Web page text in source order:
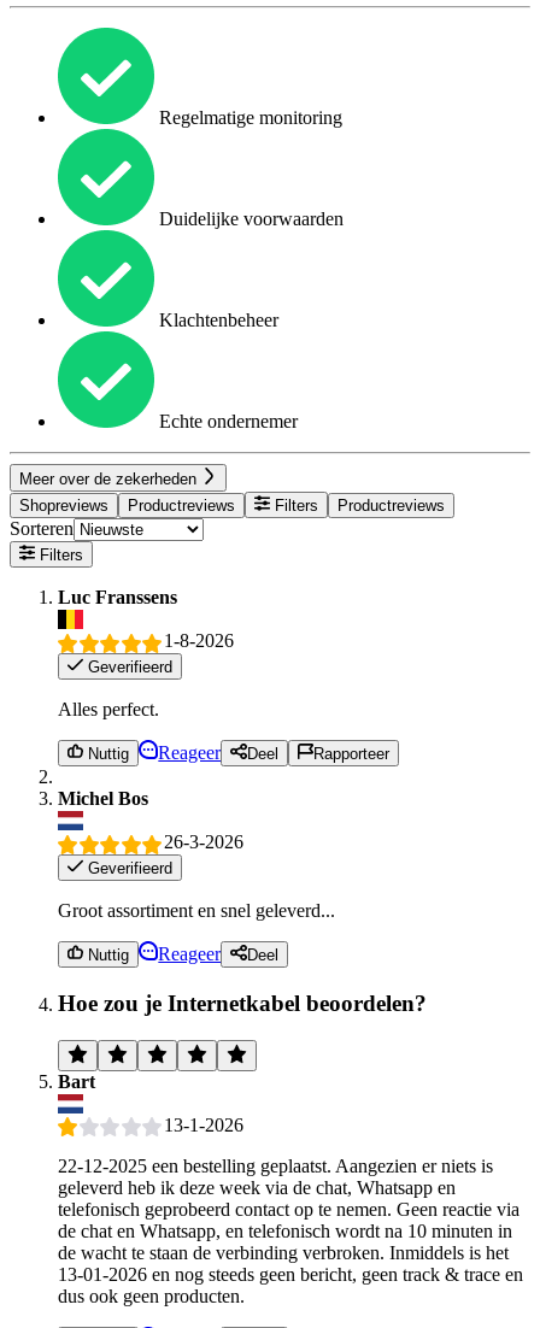
Regelmatige monitoring
Duidelijke voorwaarden
Klachtenbeheer
Echte ondernemer
Meer over de zekerheden
Shopreviews
Productreviews Filters Productreviews
Sorteren
Filters
Luc Franssens
1-8-2026
Geverifieerd
Alles perfect.
Nuttig Reageer Deel Rapporteer
Michel Bos
26-3-2026
Geverifieerd
Groot assortiment en snel geleverd...
Nuttig Reageer Deel
Hoe zou je Internetkabel beoordelen?
Bart
13-1-2026
22-12-2025 een bestelling geplaatst. Aangezien er niets is
geleverd heb ik deze week via de chat, Whatsapp en
telefonisch geprobeerd contact op te nemen. Geen reactie via
de chat en Whatsapp, en telefonisch wordt na 10 minuten in
de wacht te staan de verbinding verbroken. Inmiddels is het
13-01-2026 en nog steeds geen bericht, geen track & trace en
dus ook geen producten.